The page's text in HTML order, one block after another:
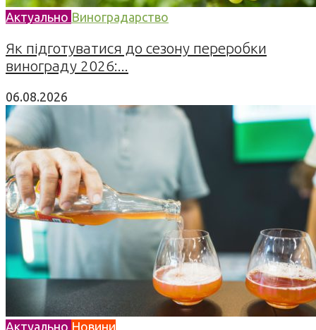
Актуально Виноградарство
Як підготуватися до сезону переробки
винограду 2026:...
06.08.2026
Актуально Новини